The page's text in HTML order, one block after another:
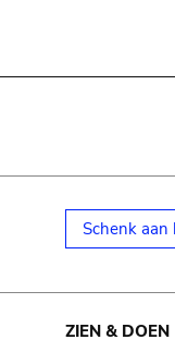
Schenk aan
ZIEN & DOEN